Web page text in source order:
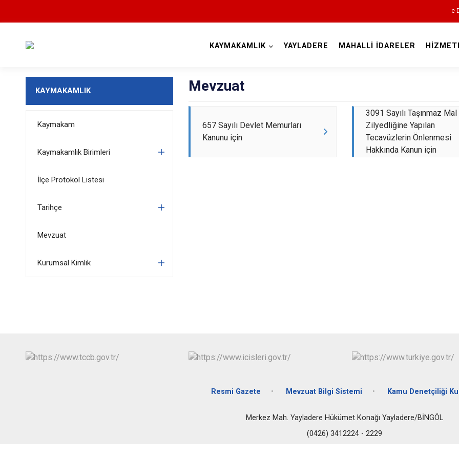
e-
KAYMAKAMLIK YAYLADERE MAHALLİ İDARELER
KAYMAKAMLIK
Kaymakam
Kaymakamlık Birimleri
İlçe Protokol Listesi
Tarihçe
Mevzuat
Kurumsal Kimlik
Mevzuat
657 Sayılı Devlet Memurları
Kanunu için
3091 Sayılı Taşınmaz Mal
Zilyedliğine Yapılan
Tecavüzlerin Önlenmesi
Hakkında Kanun için
Resmi Gazete Mevzuat Bilgi Sistemi Kamu Denetçiliği
Merkez Mah. Yayladere Hükümet Konağı Yayladere/BİNGÖL
(0426) 3412224 - 2229